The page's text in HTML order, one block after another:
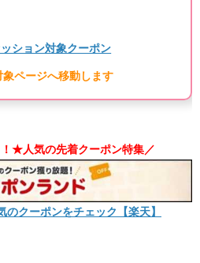
ション対象クーポン
ページへ移動します
★人気の先着クーポン特集／
クーポンをチェック【楽天】